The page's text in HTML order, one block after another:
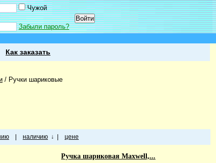
Чужой
Забыли пароль?
Как заказать
/ Ручки шариковые
наличию ↓ цене
Ручка шариковая Maxwell,...